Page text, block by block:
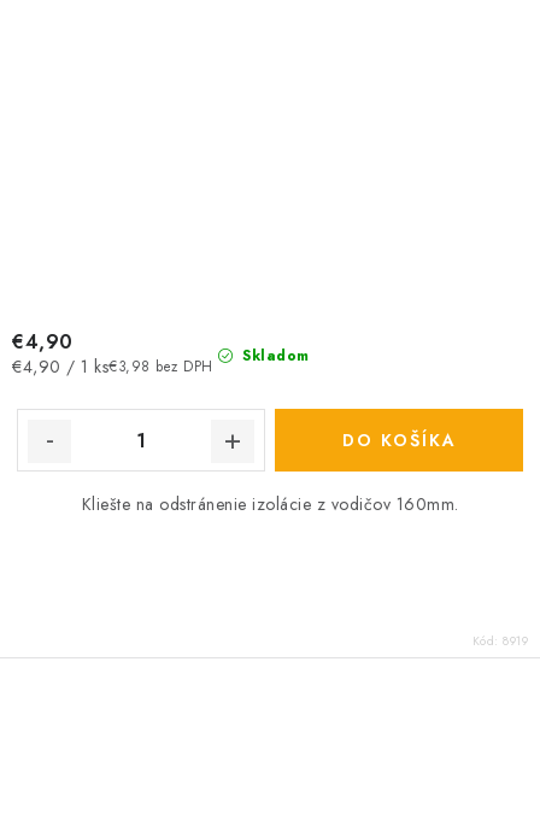
Skladom
€3,98 bez DPH
€4,90
Jednotková
€4,90 / 1 ks
DO KOŠÍKA
Kliešte na odstránenie izolácie z vodičov 160mm.
Kód: 8919